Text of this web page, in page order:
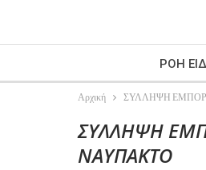
ΡΟΗ
Αρχική ΣΥΛΛΗΨΗ
ΣΥΛΛΗΨΗ
ΝΑΥΠΑΚΤΟ